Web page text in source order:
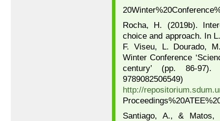
Rocha, H. (2019b).
choice and approach. In
F. Viseu, L. Dourado,
Winter Conference
century’ (pp. 86-
http://
Santiago, A., &